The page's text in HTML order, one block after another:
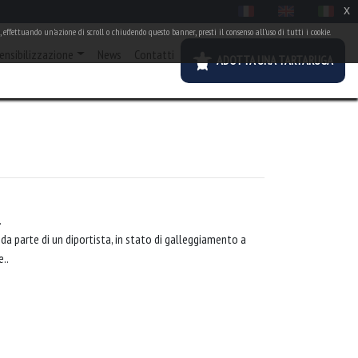
News Contatti ADOTTA UNA TARTARUGA
da parte di un diportista, in stato di galleggiamento a
un'azione di scroll o chiudendo questo banner, presti il consenso all'uso di tutti i cookie.
x